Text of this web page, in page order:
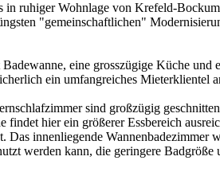
ruhiger Wohnlage von Krefeld-
"gemeinschaftlichen"
eine grosszügige Küche
ein umfangreiches Mieterklientel
sind großzügig
hier ein größerer Essbereich
innenliegende
werden kann, die geringere